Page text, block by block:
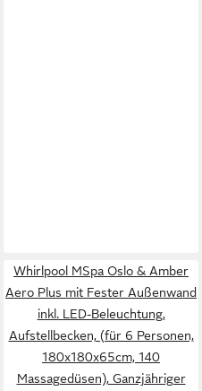
Whirlpool MSpa Oslo & Amber
Aero Plus mit Fester Außenwand
inkl. LED-Beleuchtung,
Aufstellbecken, (für 6 Personen,
180x180x65cm, 140
Massagedüsen), Ganzjähriger